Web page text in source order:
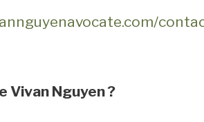
Vivan Nguyen ?